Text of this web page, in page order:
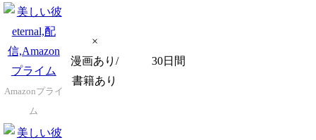
Amazonプライ
ム
×
漫画あり/
書籍あり
30日間